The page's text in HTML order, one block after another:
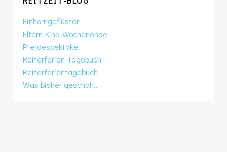
Einhorngeflüster
Eltern-Kind-Wochenende
Pferdespektakel
Reiterferien Tagebuch
Reiterferientagebuch
Was bisher geschah..